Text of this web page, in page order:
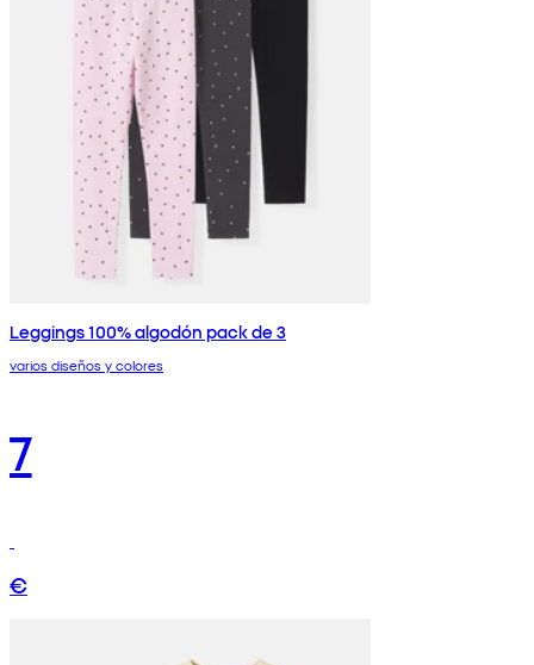
Leggings 100% algodón pack de 3
varios diseños y colores
7
€